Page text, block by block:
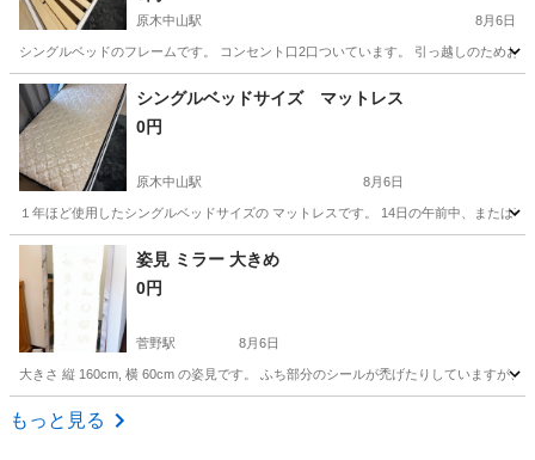
原木中山駅 8月6日
シングルベッドのフレームです。 コンセント口2口ついています。 引っ越しのためお
千葉 船橋市 原木中山駅 ベッド フレーム
シングルベッドサイズ マットレス
0円
原木中山駅 8月6日
１年ほど使用したシングルベッドサイズの マットレスです。 14日の午前中、または
千葉 船橋市 原木中山駅 寝具
姿見 ミラー 大きめ
0円
菅野駅 8月6日
大きさ 縦 160cm, 横 60cm の姿見です。 ふち部分のシールが禿げたりしていますが
千葉 市川市
もっと見る